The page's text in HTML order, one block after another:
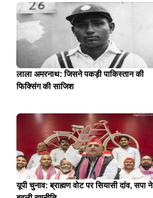
लाला अमरनाथ: जिसने पकड़ी पाकिस्तान की
फिक्सिंग की साजिश
यूपी चुनाव: ब्राह्मण वोट पर सियासी दांव, सपा ने